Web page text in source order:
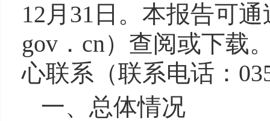
12月31日。本报告可
gov．cn）查阅或下载
心联系（联系电话：
一、总体情况